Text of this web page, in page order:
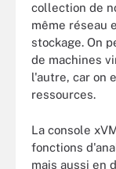
collection de
même réseau
stockage. On
de machines
l'autre, car on
ressources.
La console
fonctions
mais aussi en